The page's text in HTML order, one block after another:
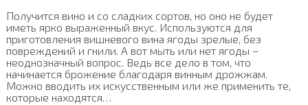
Получится вино и со сладких сортов, но оно не будет
иметь ярко выраженный вкус. Используются для
приготовления вишневого вина ягоды зрелые, без
повреждений и гнили. А вот мыть или нет ягоды –
неоднозначный вопрос. Ведь все дело в том, что
начинается брожение благодаря винным дрожжам.
Можно вводить их искусственным или же применить те,
которые находятся…